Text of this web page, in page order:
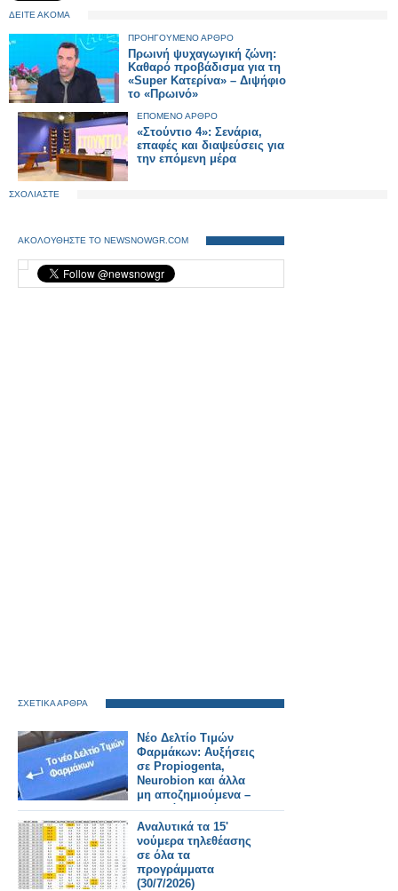
ΔΕΙΤΕ ΑΚΟΜΑ
ΠΡΟΗΓΟΥΜΕΝΟ ΑΡΘΡΟ
Πρωινή ψυχαγωγική ζώνη:
Καθαρό προβάδισμα για τη
«Super Κατερίνα» – Διψήφιο
το «Πρωινό»
ΕΠΟΜΕΝΟ ΑΡΘΡΟ
«Στούντιο 4»: Σενάρια,
επαφές και διαψεύσεις για
την επόμενη μέρα
ΣΧΟΛΙΑΣΤΕ
ΑΚΟΛΟΥΘΗΣΤΕ ΤΟ NEWSNOWGR.COM
ΣΧΕΤΙΚΑ ΑΡΘΡΑ
Νέο Δελτίο Τιμών
Φαρμάκων: Αυξήσεις
σε Propiogenta,
Neurobion και άλλα
μη αποζημιούμενα –
Τι αλλάζει από
31/7/2026
Αναλυτικά τα 15'
νούμερα τηλεθέασης
σε όλα τα
προγράμματα
(30/7/2026)